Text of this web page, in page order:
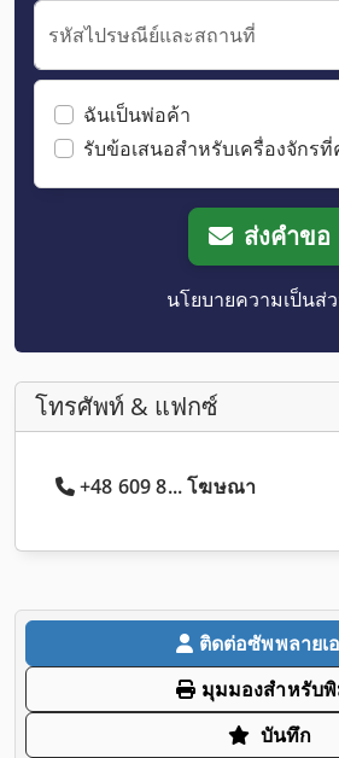
รหัสไปรษณีย์และสถานที่
ฉันเป็นพ่อค้า
รับข้อเสนอสำหรับเครื่องจักร
ส่งคำขอ
นโยบายความเป็นส่
โทรศัพท์ & แฟกซ์
+48 609 8... โฆษณา
ติดต่อซัพพลายเ
มุมมองสำหรับ
บันทึก